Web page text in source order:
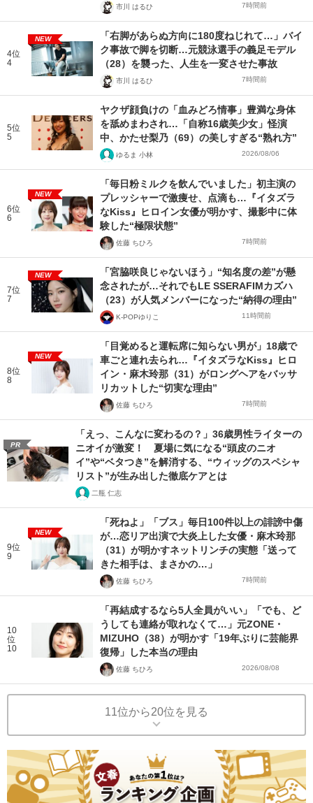
市川 はるひ 7時間前
4位
4
NEW
「右脚があらぬ方向に180度ねじれて…」バイ
ク事故で脚を切断…元競泳選手の義足モデル
（28）を襲った、人生を一変させた事故
市川 はるひ 7時間前
5位
5
ヤクザ顔負けの「血みどろ情事」豊満な身体
を舐めまわされ…「自称16歳美少女」怪演
中、かたせ梨乃（69）の美しすぎる“熟れ方”
ゆるま 小林 2026/08/06
6位
6
NEW
「毎日粉ミルクを飲んでいました」初主演の
プレッシャーで激痩せ、点滴も…『イタズラ
なKiss』ヒロイン女優が明かす、撮影中に体
験した“極限状態”
佐藤 ちひろ 7時間前
7位
7
NEW
「宮脇咲良じゃないほう」“知名度の差”が懸
念されたが…それでもLE SSERAFIMカズハ
（23）が人気メンバーになった“納得の理由”
K-POPゆりこ 11時間前
8位
8
NEW
「目覚めると運転席に知らない男が」18歳で
車ごと連れ去られ…『イタズラなKiss』ヒロ
イン・麻木玲那（31）がロングヘアをバッサ
リカットした“切実な理由”
佐藤 ちひろ 7時間前
PR
「えっ、こんなに変わるの？」36歳男性ライターの
ニオイが激変！ 夏場に気になる“頭皮のニオ
イ”や“ベタつき”を解消する、“ウィッグのスペシャ
リスト”が生み出した徹底ケアとは
二瓶 仁志
9位
9
NEW
「死ねよ」「ブス」毎日100件以上の誹謗中傷
が…恋リア出演で大炎上した女優・麻木玲那
（31）が明かすネットリンチの実態「送って
きた相手は、まさかの…」
佐藤 ちひろ 7時間前
10
位
10
「再結成するなら5人全員がいい」「でも、ど
うしても連絡が取れなくて…」元ZONE・
MIZUHO（38）が明かす「19年ぶりに芸能界
復帰」した本当の理由
佐藤 ちひろ 2026/08/08
11位から20位を見る